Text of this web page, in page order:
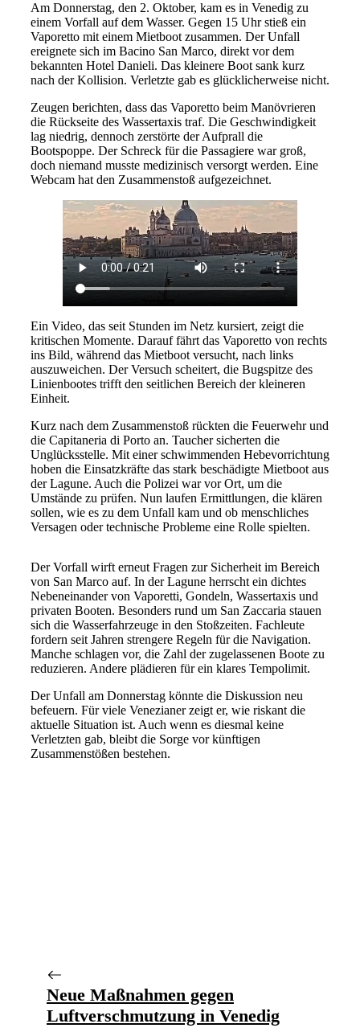
Am Donnerstag, den 2. Oktober, kam es in Venedig zu
einem Vorfall auf dem Wasser. Gegen 15 Uhr stieß ein
Vaporetto mit einem Mietboot zusammen. Der Unfall
ereignete sich im Bacino San Marco, direkt vor dem
bekannten Hotel Danieli. Das kleinere Boot sank kurz
nach der Kollision. Verletzte gab es glücklicherweise nicht.
Zeugen berichten, dass das Vaporetto beim Manövrieren
die Rückseite des Wassertaxis traf. Die Geschwindigkeit
lag niedrig, dennoch zerstörte der Aufprall die
Bootspoppe. Der Schreck für die Passagiere war groß,
doch niemand musste medizinisch versorgt werden. Eine
Webcam hat den Zusammenstoß aufgezeichnet.
Ein Video, das seit Stunden im Netz kursiert, zeigt die
kritischen Momente. Darauf fährt das Vaporetto von rechts
ins Bild, während das Mietboot versucht, nach links
auszuweichen. Der Versuch scheitert, die Bugspitze des
Linienbootes trifft den seitlichen Bereich der kleineren
Einheit.
Kurz nach dem Zusammenstoß rückten die Feuerwehr und
die Capitaneria di Porto an. Taucher sicherten die
Unglücksstelle. Mit einer schwimmenden Hebevorrichtung
hoben die Einsatzkräfte das stark beschädigte Mietboot aus
der Lagune. Auch die Polizei war vor Ort, um die
Umstände zu prüfen. Nun laufen Ermittlungen, die klären
sollen, wie es zu dem Unfall kam und ob menschliches
Versagen oder technische Probleme eine Rolle spielten.
Der Vorfall wirft erneut Fragen zur Sicherheit im Bereich
von San Marco auf. In der Lagune herrscht ein dichtes
Nebeneinander von Vaporetti, Gondeln, Wassertaxis und
privaten Booten. Besonders rund um San Zaccaria stauen
sich die Wasserfahrzeuge in den Stoßzeiten. Fachleute
fordern seit Jahren strengere Regeln für die Navigation.
Manche schlagen vor, die Zahl der zugelassenen Boote zu
reduzieren. Andere plädieren für ein klares Tempolimit.
Der Unfall am Donnerstag könnte die Diskussion neu
befeuern. Für viele Venezianer zeigt er, wie riskant die
aktuelle Situation ist. Auch wenn es diesmal keine
Verletzten gab, bleibt die Sorge vor künftigen
Zusammenstößen bestehen.
Neue Maßnahmen gegen
Luftverschmutzung in Venedig